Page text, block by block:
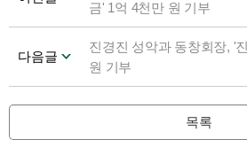
금' 1억 4천만 원 기부
다음글
진경진 성악과 동창회장, '
원 기부
목록